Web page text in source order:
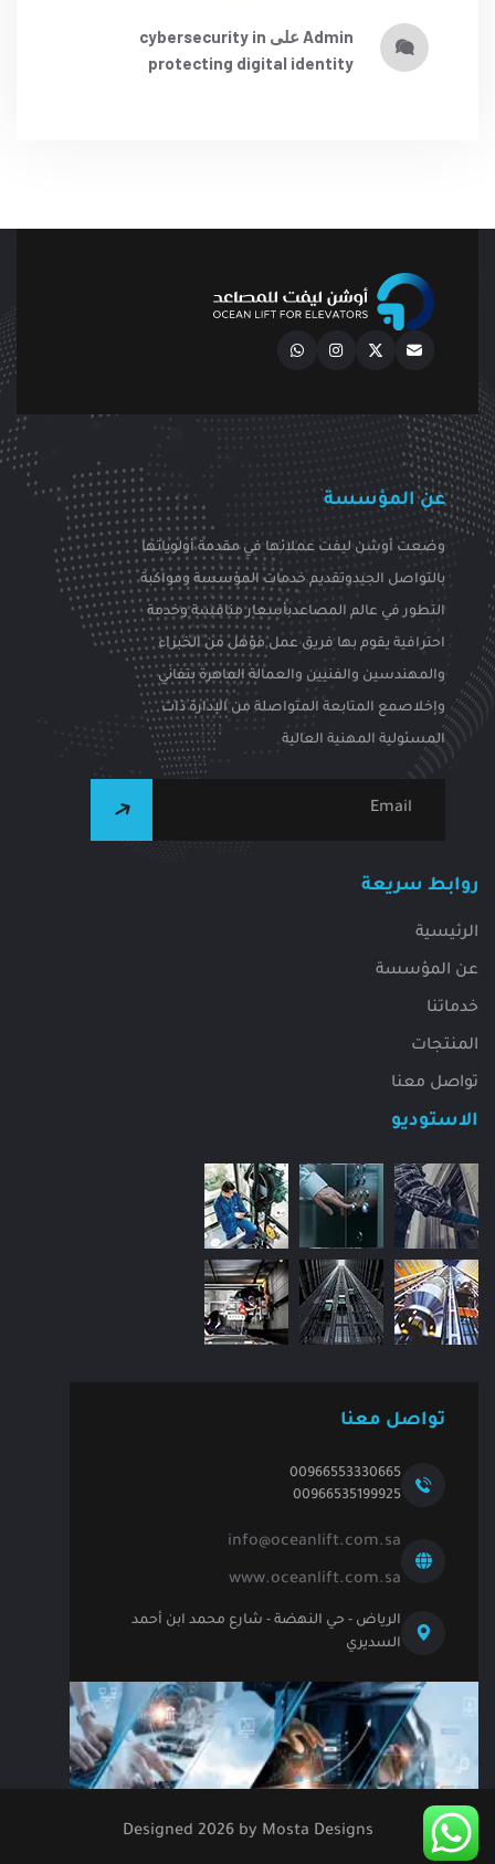
admin على cybersecurity in
protecting digital identity
عن المؤسسة
وضعت أوشن ليفت عملائها في مقدمة أولوياتها
بالتواصل الجيدوتقديم خدمات المؤسسة ومواكبة
التطور في عالم المصاعدبأسعار منافسة وخدمة
احترافية يقوم بها فريق عمل مؤهل من الخبراء
والمهندسين والفنيين والعمالة الماهرة بتفاني
وإخلاصمع المتابعة المتواصلة من الإدارة ذات
المسئولية المهنية العالية
روابط سريعة
الرئيسية
عن المؤسسة
خدماتنا
المنتجات
تواصل معنا
الاستوديو
تواصل معنا
00966553330665
00966535199925
info@oceanlift.com.sa
www.oceanlift.com.sa
الرياض - حي النهضة - شارع محمد ابن أحمد
السديري
Designed 2026by Mosta Designs